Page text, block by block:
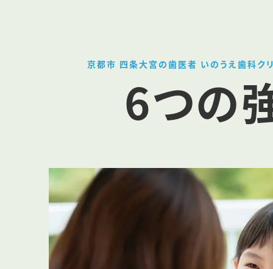
京都市 四条大宮の歯医者 いのうえ歯科ク
6つの